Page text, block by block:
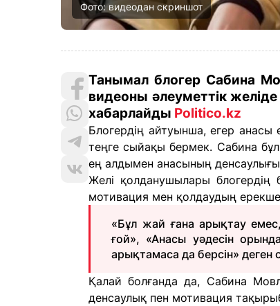
Фото: видеодан скриншот
Танымал блогер Сабина
видеоны әлеуметтік желіде
хабарлайды Politico.kz
Блогердің айтуынша, егер анасы
теңге сыйақы бермек. Сабина
ең алдымен анасының
Желі қолданушылары блогердің
мотивация мен қолдаудың ерекше
«Бұл жай ғана арықтау
ғой», «Анасы уәдесін
арықтамаса да берсін» деген
Қалай болғанда да, Сабина
денсаулық пен мотивация